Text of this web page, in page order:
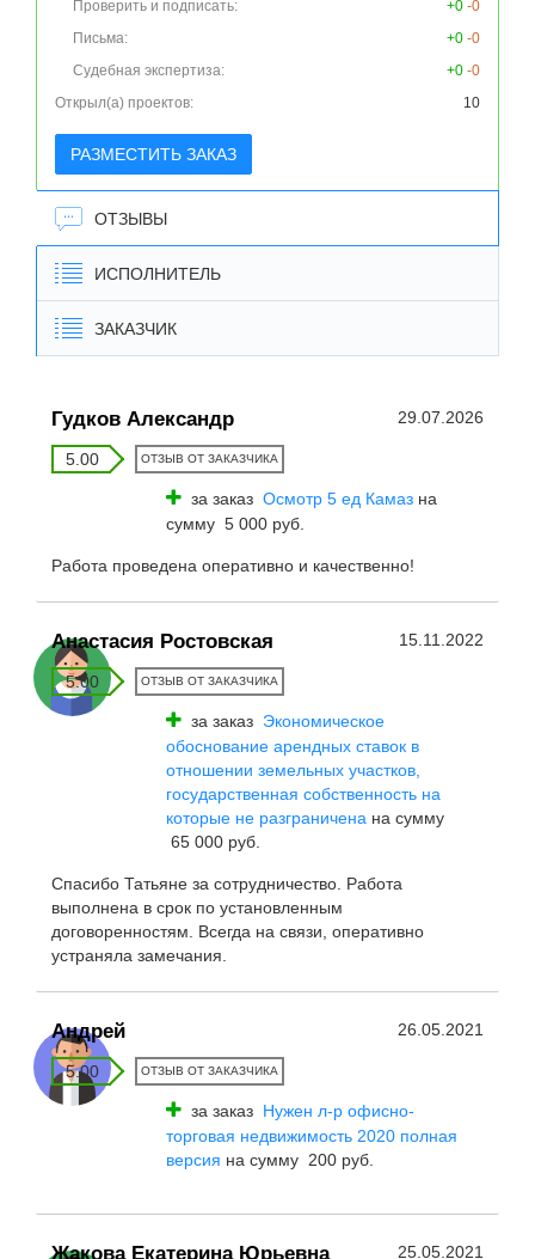
Проверить и подписать:
+0 -0
Письма:
+0 -0
Судебная экспертиза:
+0 -0
Открыл(а) проектов:
10
РАЗМЕСТИТЬ ЗАКАЗ
ОТЗЫВЫ
ИСПОЛНИТЕЛЬ
ЗАКАЗЧИК
Гудков Александр 29.07.2026
5.00 ОТЗЫВ ОТ ЗАКАЗЧИКА
за заказ Осмотр 5 ед Камаз на
сумму 5 000 руб.
Работа проведена оперативно и качественно!
Анастасия Ростовская 15.11.2022
5.00 ОТЗЫВ ОТ ЗАКАЗЧИКА
за заказ Экономическое
обоснование арендных ставок в
отношении земельных участков,
государственная собственность на
которые не разграничена на сумму
65 000 руб.
Спасибо Татьяне за сотрудничество. Работа
выполнена в срок по установленным
договоренностям. Всегда на связи, оперативно
устраняла замечания.
Андрей 26.05.2021
5.00 ОТЗЫВ ОТ ЗАКАЗЧИКА
за заказ Нужен л-р офисно-
торговая недвижимость 2020 полная
версия на сумму 200 руб.
Жакова Екатерина Юрьевна 25.05.2021